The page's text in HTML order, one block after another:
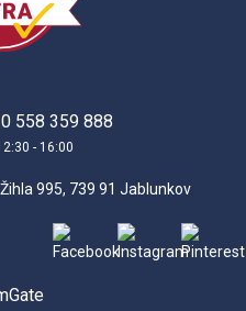
558 359 888
- 16:00
Žihla 995, 739 91 Jablunkov